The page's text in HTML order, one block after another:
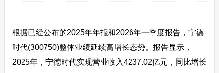
根据已经公布的2025年年报和2026年一季度报告，宁德
时代(300750)整体业绩延续高增长态势。报告显示，
2025年，宁德时代实现营业收入4237.02亿元，同比增长